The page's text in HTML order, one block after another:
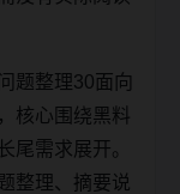
题整理30面向
核心围绕黑料
尾需求展开。
整理、摘要说